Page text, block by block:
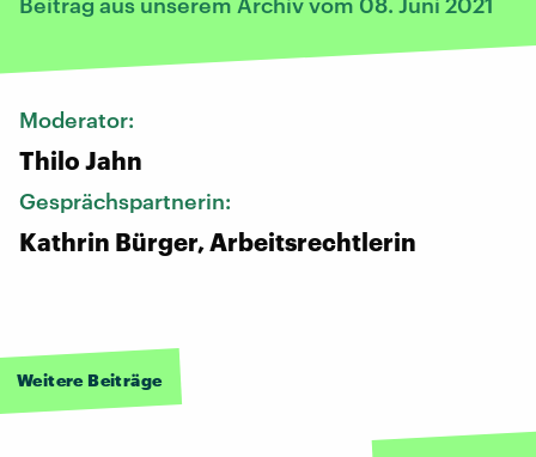
Moderator:
Thilo Jahn
Gesprächspartnerin:
Kathrin Bürger, Arbeitsrechtlerin
Weitere Beiträge